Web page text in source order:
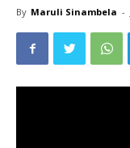
By Maruli Sinambela -